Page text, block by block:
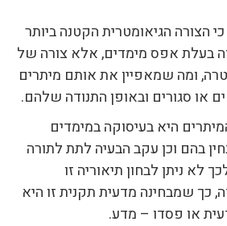
הצורה הגיאומטרית הקטנה ביותר
בעלת אפס מימדים, אלא צורה של
ומה שמאפיין את אותם מיתרים
או סגורים ובאופן התנודה שלהם.
היא בעיסוקה במימדים
בהם וכן עקב הבעיה לתת לתורה
לא ניתן לבחון תיאוריה זו
כך שמבחינה מדעית תקנית זו היא
או פסדו – מדע.